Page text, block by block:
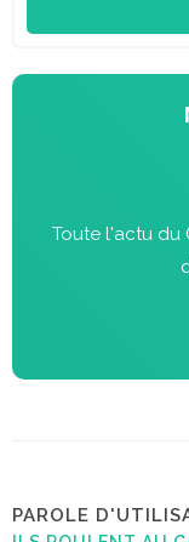
Toute l'actu du
PAROLE